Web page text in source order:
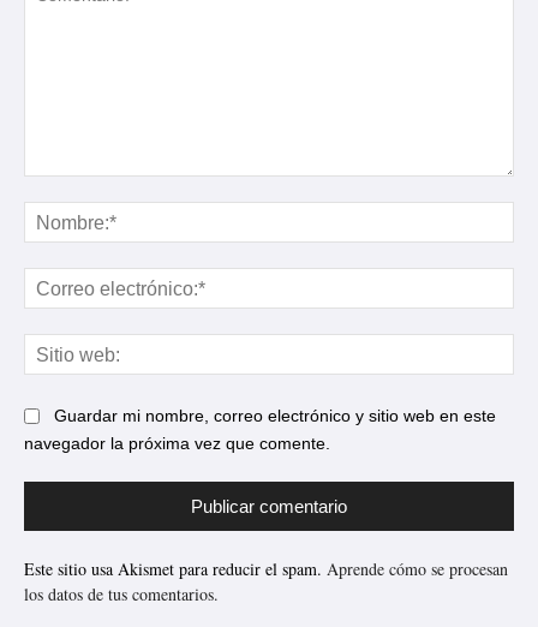
Guardar mi nombre, correo electrónico y sitio web en este
navegador la próxima vez que comente.
Este sitio usa Akismet para reducir el spam. Aprende cómo se procesan
los datos de tus comentarios.